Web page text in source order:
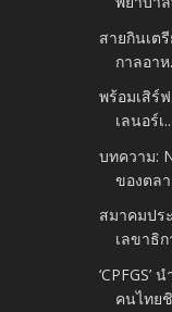
สายกินเต
กาลอาห
พร้อมเสิร์
เลนอร์เ...
บทความ:
ของตล
สมาคมปร
เลขาธิก
คนไทย